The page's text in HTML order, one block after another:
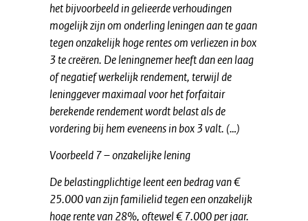
het bijvoorbeeld in gelieerdeverhoudingen
mogelijk zijn om onderling leningen aan te gaan
tegenonzakelijk hoge rentes om verliezen in box
3 te creëren. De leningnemerheeft dan een laag
of negatief werkelijk rendement, terwijl de
leninggevermaximaal voor het forfaitair
berekende rendement wordt belast als de
vordering bij hem eveneens in box 3 valt. (…)
Voorbeeld 7 – onzakelijke lening
De belastingplichtige leent een bedrag van €
25.000 van zijn familielid tegen een onzakelijk
hoge rente van 28%, oftewel € 7.000 per jaar.